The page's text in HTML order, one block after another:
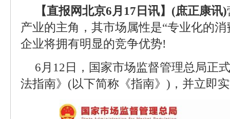
【直报网北京6月17日讯】(庶正康讯)
产业的主角，其市场属性是“专业化的
企业将拥有明显的竞争优势!
6月12日，国家市场监督管理总局正
法指南》(以下简称《指南》)，并立即